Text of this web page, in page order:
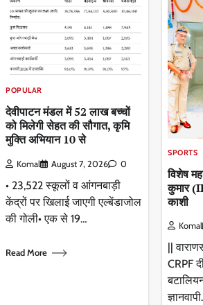
POPULAR
देवीपाटन मंडल में 52 लाख बच्चों
को मिलेगी सेहत की सौगात, कृमि
मुक्ति अभियान 10 से
Komal August 7, 2026 0
• 23,522 स्कूलों व आंगनबाड़ी
केंद्रों पर खिलाई जाएगी एल्बेंडाजोल
की गोली• एक से 19…
Read More
SPORTS
विशेष
कुमार
काशी
Komal
||
CRPF